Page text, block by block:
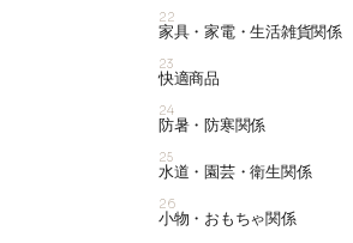
22
家具・家電・生活雑貨関係
23
快適商品
24
防暑・防寒関係
25
水道・園芸・衛生関係
26
小物・おもちゃ関係